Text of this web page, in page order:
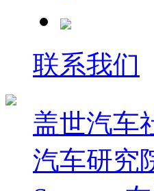
联系我们
盖世汽车
汽车研究